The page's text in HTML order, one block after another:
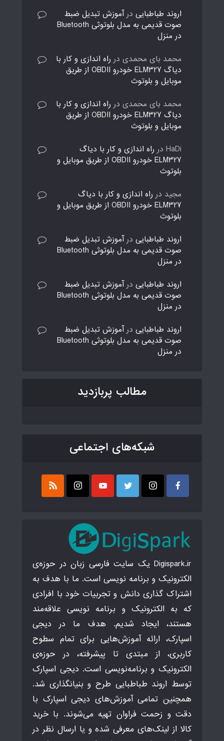
اروند طباطبایی درآموزش تبدیل ضبط
صوت قدیمی به مدل بلوتوثی Bluetooth
در منزل
محمد بای محمدی در راه اندازی و کار با
دیاگ ELM327 خودرو OBDII از طریق
موبایل و بلوتوث
محمد بای محمدی در راه اندازی و کار با
دیاگ ELM327 خودرو OBDII از طریق
موبایل و بلوتوث
HaDi در راه اندازی و کار با دیاگ
ELM327 خودرو OBDII از طریق موبایل و
بلوتوث
مجید در راه اندازی و کار با دیاگ
ELM327 خودرو OBDII از طریق موبایل و
بلوتوث
اروند طباطبایی درآموزش تبدیل ضبط
صوت قدیمی به مدل بلوتوثی Bluetooth
در منزل
اروند طباطبایی درآموزش تبدیل ضبط
صوت قدیمی به مدل بلوتوثی Bluetooth
در منزل
اروند طباطبایی درآموزش تبدیل ضبط
صوت قدیمی به مدل بلوتوثی Bluetooth
در منزل
مطالب پربازدید
شبکه‌های اجتماعی
Digispark.ir یک سایت فارسی زبان در حوزه‌ی
الکترونیک و برنامه نویسی است. ما با هدف به
اشتراک گذاری دانش و تجربیات خود با افرادی
که به الکترونیک و برنامه نویسی علاقه‌مند
هستند، ایجاد شدیم. هدف ما در دیجی
اسپارک، ارائه آموزش‌هایی برای تمام سطوح
کاربری، از مبتدی تا پیشرفته، در حوزه‌ی
الکترونیک و برنامه‌نویسی است. دیجی اسپارک
توسط اروند طباطبایی طرح و بنیانگذاری شد.
همچنین تمامی آموزش‌های دیجی اسپارک با
دقت و زحمت فراوان تهیه می‌شوند. با خرید
کالا از لینک‌های معرفی شده و یا ارسال نظر در